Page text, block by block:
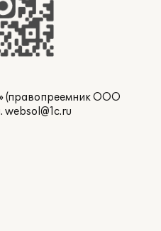
(правопреемник ООО
websol@1c.ru